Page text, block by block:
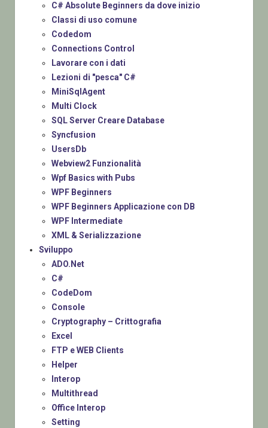
C# Absolute Beginners da dove inizio
Classi di uso comune
Codedom
Connections Control
Lavorare con i dati
Lezioni di "pesca" C#
MiniSqlAgent
Multi Clock
SQL Server Creare Database
Syncfusion
UsersDb
Webview2 Funzionalità
Wpf Basics with Pubs
WPF Beginners
WPF Beginners Applicazione con DB
WPF Intermediate
XML & Serializzazione
Sviluppo
ADO.Net
C#
CodeDom
Console
Cryptography – Crittografia
Excel
FTP e WEB Clients
Helper
Interop
Multithread
Office Interop
Setting